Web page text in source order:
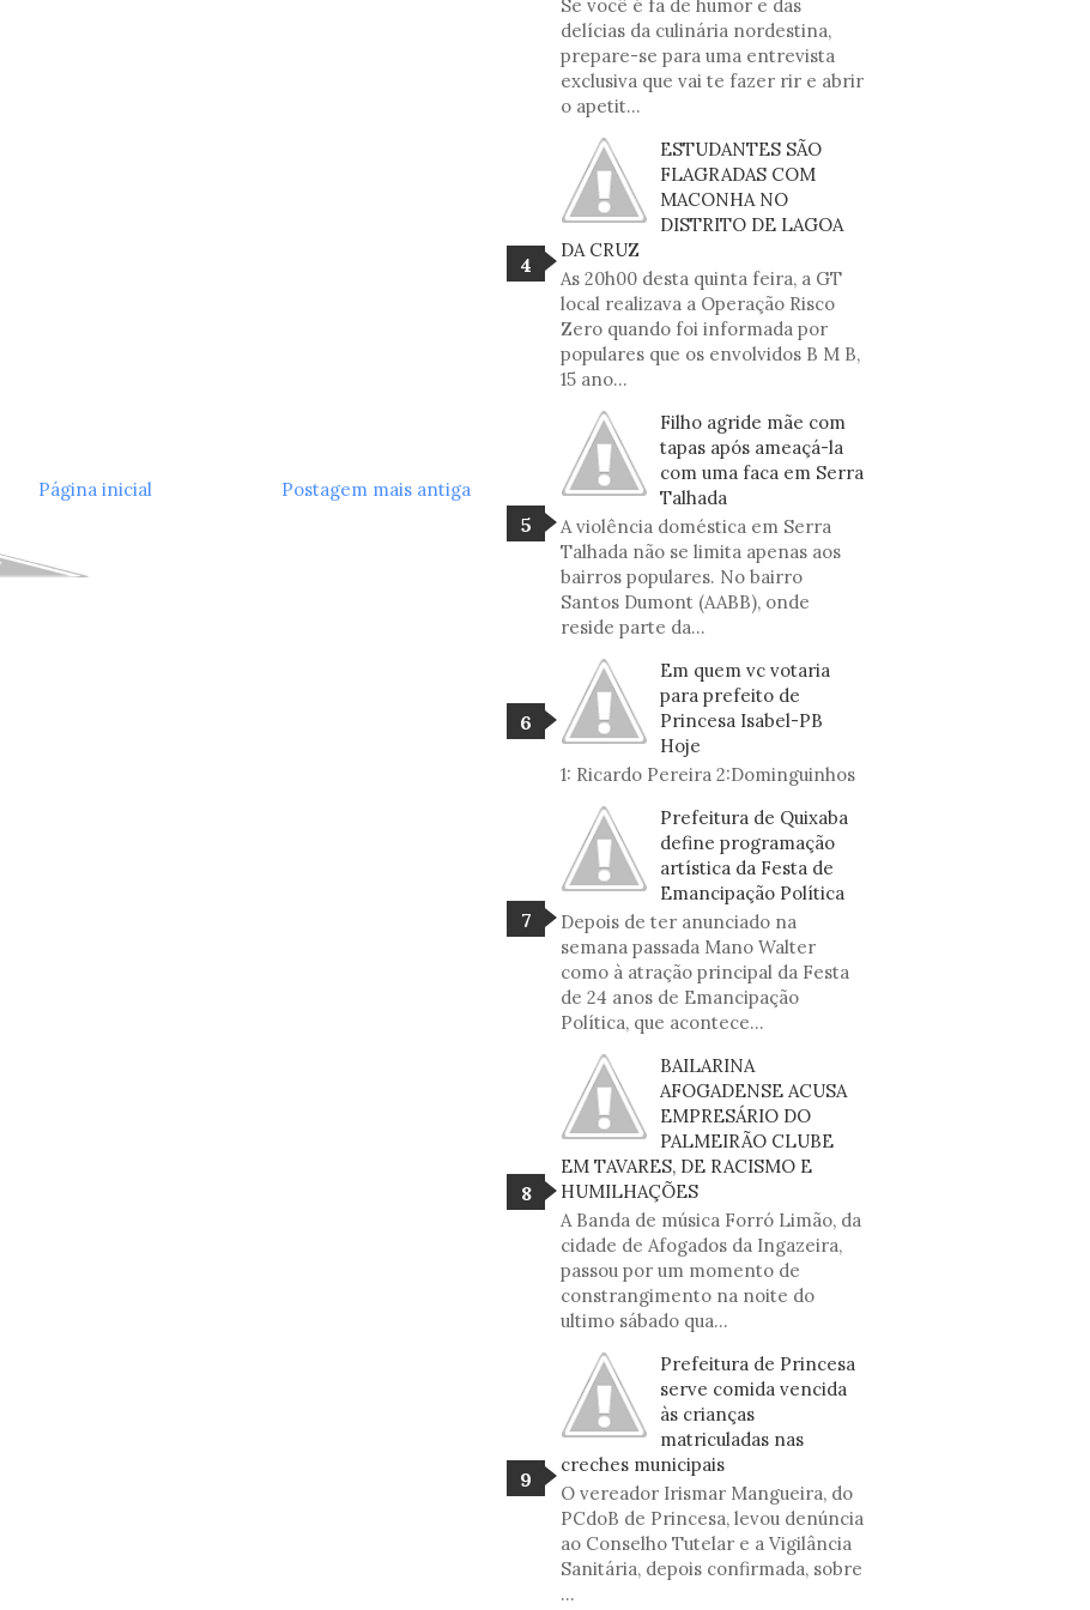
Postagem mais antiga
Página inicial
Se você é fã de humor e das
delícias da culinária nordestina,
prepare-se para uma entrevista
exclusiva que vai te fazer rir e abrir
o apetit...
ESTUDANTES SÃO
FLAGRADAS COM
MACONHA NO
DISTRITO DE LAGOA
DA CRUZ
As 20h00 desta quinta feira, a GT
local realizava a Operação Risco
Zero quando foi informada por
populares que os envolvidos B M B,
15 ano...
Filho agride mãe com
tapas após ameaçá-la
com uma faca em Serra
Talhada
A violência doméstica em Serra
Talhada não se limita apenas aos
bairros populares. No bairro
Santos Dumont (AABB), onde
reside parte da...
Em quem vc votaria
para prefeito de
Princesa Isabel-PB
Hoje
1: Ricardo Pereira 2:Dominguinhos
Prefeitura de Quixaba
define programação
artística da Festa de
Emancipação Política
Depois de ter anunciado na
semana passada Mano Walter
como à atração principal da Festa
de 24 anos de Emancipação
Política, que acontece...
BAILARINA
AFOGADENSE ACUSA
EMPRESÁRIO DO
PALMEIRÃO CLUBE
EM TAVARES, DE RACISMO E
HUMILHAÇÕES
A Banda de música Forró Limão, da
cidade de Afogados da Ingazeira,
passou por um momento de
constrangimento na noite do
ultimo sábado qua...
Prefeitura de Princesa
serve comida vencida
às crianças
matriculadas nas
creches municipais
O vereador Irismar Mangueira, do
PCdoB de Princesa, levou denúncia
ao Conselho Tutelar e a Vigilância
Sanitária, depois confirmada, sobre
...